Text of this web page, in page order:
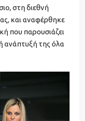
στη διεθνή
και αναφέρθηκε
που παρουσιάζει
ανάπτυξή της όλα